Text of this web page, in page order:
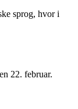
sprog, hvor i
22. februar.